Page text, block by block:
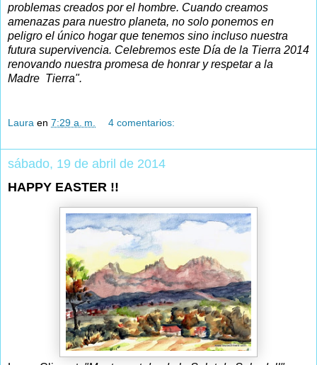
problemas creados por el hombre. Cuando creamos
amenazas para nuestro planeta, no solo ponemos en
peligro el único hogar que tenemos sino incluso nuestra
futura supervivencia. Celebremos este Día de la Tierra 2014
renovando nuestra promesa de honrar y respetar a la
Madre Tierra".
Laura en 7:29 a. m. 4 comentarios:
sábado, 19 de abril de 2014
HAPPY EASTER !!